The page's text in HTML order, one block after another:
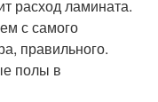
расход ламината.
с самого
правильного.
полы в